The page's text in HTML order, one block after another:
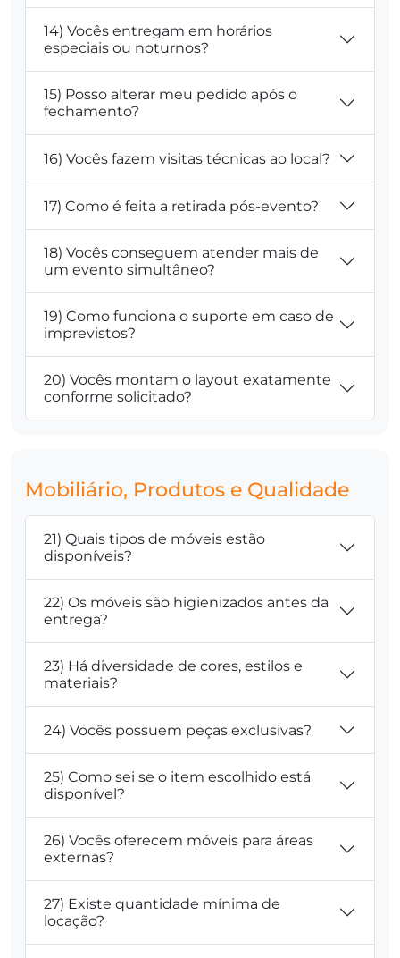
14) Vocês entregam em horários
especiais ou noturnos?
15) Posso alterar meu pedido após o
fechamento?
16) Vocês fazem visitas técnicas ao local?
17) Como é feita a retirada pós-evento?
18) Vocês conseguem atender mais de
um evento simultâneo?
19) Como funciona o suporte em caso de
imprevistos?
20) Vocês montam o layout exatamente
conforme solicitado?
Mobiliário, Produtos e Qualidade
21) Quais tipos de móveis estão
disponíveis?
22) Os móveis são higienizados antes da
entrega?
23) Há diversidade de cores, estilos e
materiais?
24) Vocês possuem peças exclusivas?
25) Como sei se o item escolhido está
disponível?
26) Vocês oferecem móveis para áreas
externas?
27) Existe quantidade mínima de
locação?